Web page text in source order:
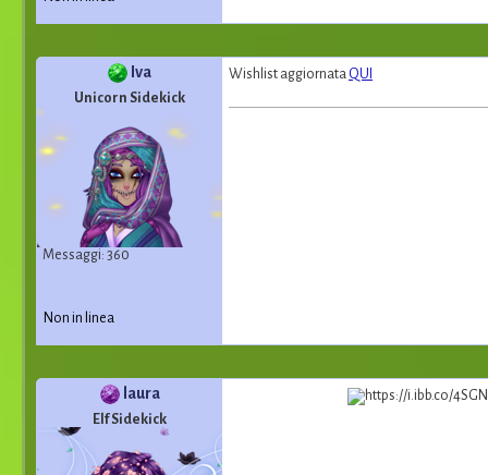
Iva
Unicorn Sidekick
Messaggi: 360
Wishlist aggiornata QUI
Non in linea
laura
Elf Sidekick